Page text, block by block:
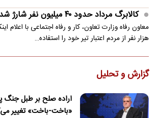
کالابرگ مرداد حدود ۴۰‌ میلیون نفر شارژ شد
هزار نفر از مردم اعتبار تیر خود را استفاده…
گزارش و تحلیل
اراده صلح بر طبل جنگ
«باخت-باخت» تغییر